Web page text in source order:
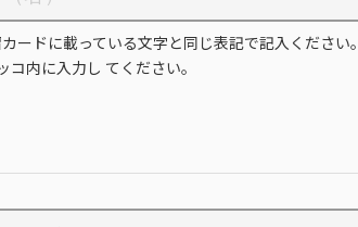
ドに載っている文字と同じ表記で記入ください。
内に入力し てください。